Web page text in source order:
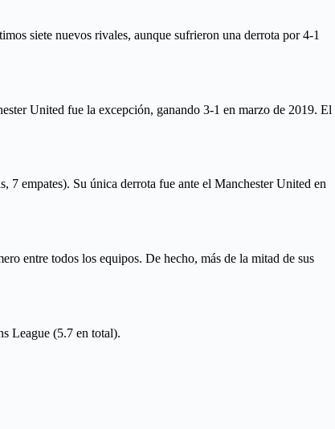
siete nuevos rivales, aunque sufrieron una derrota por 4-1
United fue la excepción, ganando 3-1 en marzo de 2019. El
7 empates). Su única derrota fue ante el Manchester United en
entre todos los equipos. De hecho, más de la mitad de sus
League (5.7 en total).